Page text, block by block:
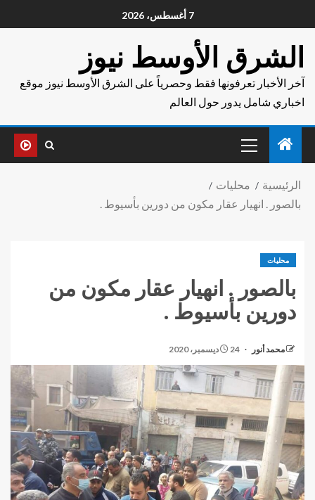
7 أغسطس، 2026
الشرق الأوسط نيوز
آخر الأخبار تعرفونها فقط وحصرياً على الشرق الأوسط نيوز موقع
اخباري شامل يدور حول العالم
الرئيسية
محليات
بالصور . انهيار عقار مكون من دورين بأسيوط .
محليات
بالصور . انهيار عقار مكون من
دورين بأسيوط .
محمد أنور 24 ديسمبر، 2020